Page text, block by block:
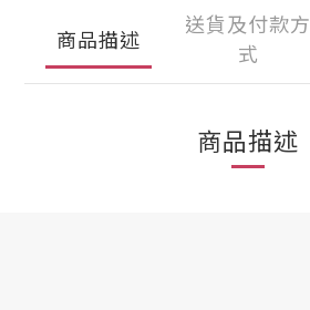
商品描述
送貨及付款方
式
商品描述